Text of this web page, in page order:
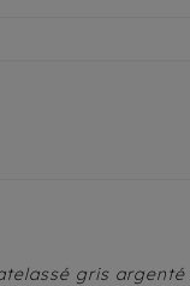
gris argenté